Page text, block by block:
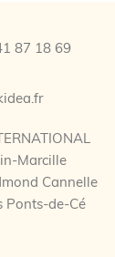
87 18 69
Marcille
Cannelle
Ponts-de-Cé